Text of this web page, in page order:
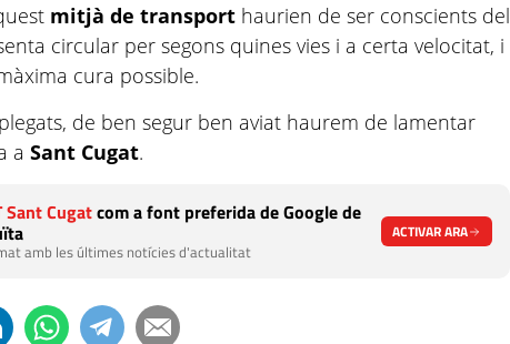
mitjà de transport haurien de ser conscients del
circular per segons quines vies i a certa velocitat, i
cura possible.
de ben segur ben aviat haurem de lamentar
aSant Cugat.
Sant Cugatcom a font preferida de Google de
amb les últimes notícies d'actualitat
ACTIVAR ARA